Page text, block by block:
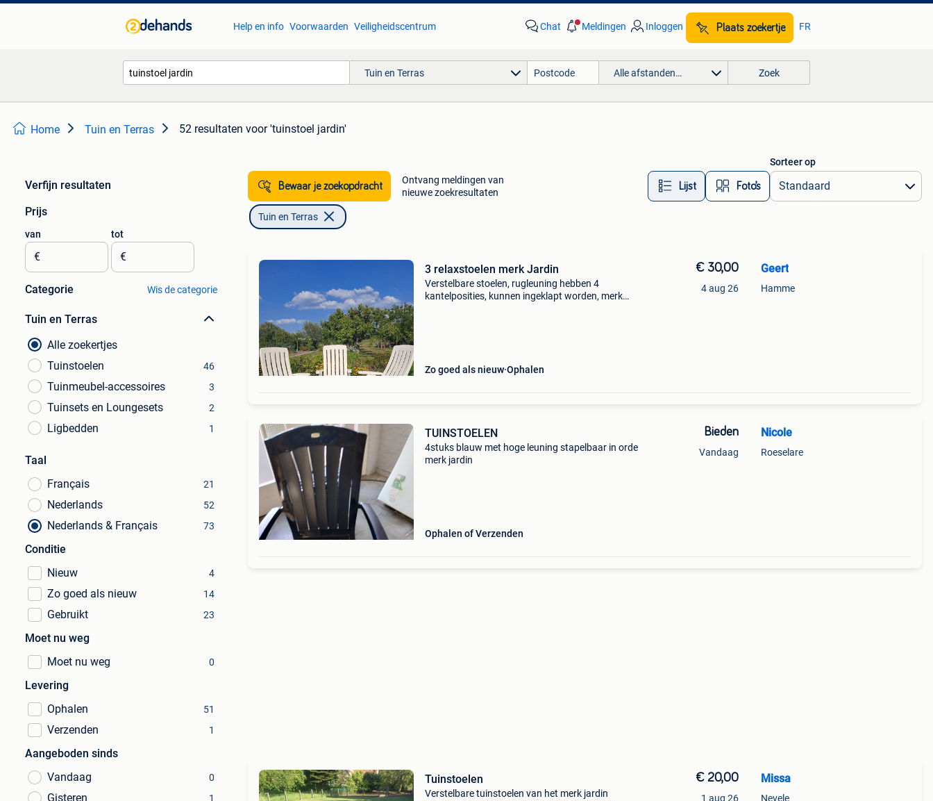
Help en info Voorwaarden Veiligheidscentrum Chat Meldingen Inloggen Plaats zoekertje FR
Tuin en Terras Alle afstanden… Zoek
Home Tuin en Terras 52 resultaten voor 'tuinstoel jardin'
Verfijn resultaten
Prijs
van
€
tot
€
Categorie Wis de categorie
Tuin en Terras
Alle zoekertjes
Tuinstoelen
46
Tuinmeubel-accessoires 3
Tuinsets en Loungesets 2
Ligbedden 1
Taal
Français
21
Nederlands 52
Nederlands & Français 73
Conditie
Nieuw
4
Zo goed als nieuw 14
Gebruikt 23
Moet nu weg
Moet nu weg
0
Levering
Ophalen
51
Verzenden 1
Aangeboden sinds
Vandaag
0
Gisteren 1
Bewaar je zoekopdracht
Ontvang meldingen van
nieuwe zoekresultaten
Lijst Foto’s
Sorteer op
Tuin en Terras
3 relaxstoelen merk Jardin
Verstelbare stoelen, rugleuning hebben 4
kantelposities, kunnen ingeklapt worden, merk
Zo goed als nieuw Ophalen
€ 30,00
4 aug 26
Geert
Hamme
TUINSTOELEN
4stuks blauw met hoge leuning stapelbaar in orde
merk jardin
Ophalen of Verzenden
Bieden
Vandaag
Nicole
Roeselare
Tuinstoelen
Verstelbare tuinstoelen van het merk jardin
€ 20,00
1 aug 26
Missa
Nevele